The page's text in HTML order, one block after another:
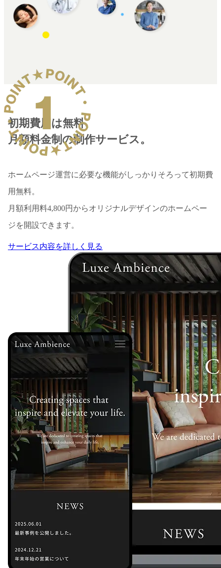
初期費用は無料、
月額料金制の制作サービス。
ホームページ運営に必要な機能がしっかりそろって初期費
用無料。
月額利用料4,800円からオリジナルデザインのホームペー
ジを開設できます。
サービス内容を詳しく見る